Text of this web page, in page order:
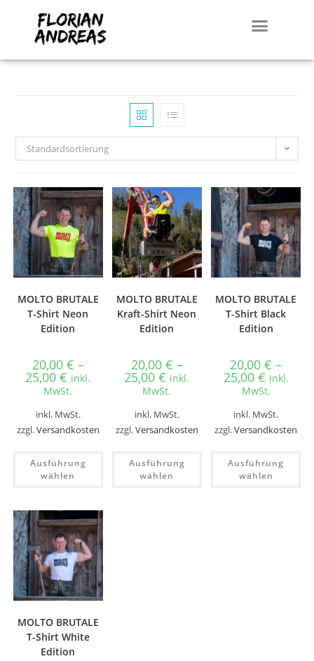
Standardsortierung
MOLTO BRUTALE
T-Shirt Neon
Edition
20,00 € –
25,00€ inkl.
MwSt.
inkl. MwSt.
zzgl.Versandkosten
Ausführung
wählen
MOLTO BRUTALE
Kraft-Shirt Neon
Edition
20,00 € –
25,00€ inkl.
MwSt.
inkl. MwSt.
zzgl.Versandkosten
Ausführung
wählen
MOLTO BRUTALE
T-Shirt Black
Edition
20,00€ –
25,00 € inkl.
MwSt.
inkl. MwSt.
zzgl.Versandkosten
Ausführung
wählen
MOLTO BRUTALE
T-Shirt White
Edition